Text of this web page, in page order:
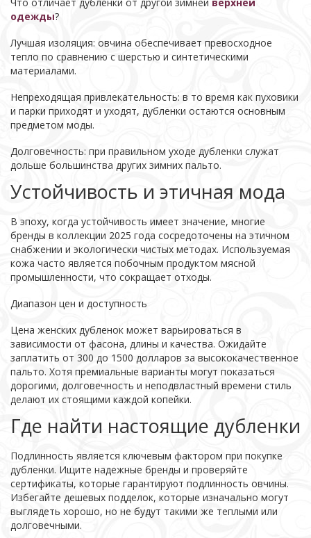
одежды?
Лучшая изоляция: овчина обеспечивает превосходное
тепло по сравнению с шерстью и синтетическими
материалами.
Непреходящая привлекательность: в то время как пуховики
и парки приходят и уходят, дубленки остаются основным
предметом моды.
Долговечность: при правильном уходе дубленки служат
дольше большинства других зимних пальто.
Устойчивость и этичная мода
В эпоху, когда устойчивость имеет значение, многие
бренды в коллекции 2025 года сосредоточены на этичном
снабжении и экологически чистых методах. Используемая
кожа часто является побочным продуктом мясной
промышленности, что сокращает отходы.
Диапазон цен и доступность
Цена женских дубленок может варьироваться в
зависимости от фасона, длины и качества. Ожидайте
заплатить от 300 до 1500 долларов за высококачественное
пальто. Хотя премиальные варианты могут показаться
дорогими, долговечность и неподвластный времени стиль
делают их стоящими каждой копейки.
Где найти настоящие дубленки
Подлинность является ключевым фактором при покупке
дубленки. Ищите надежные бренды и проверяйте
сертификаты, которые гарантируют подлинность овчины.
Избегайте дешевых подделок, которые изначально могут
выглядеть хорошо, но не будут такими же теплыми или
долговечными.